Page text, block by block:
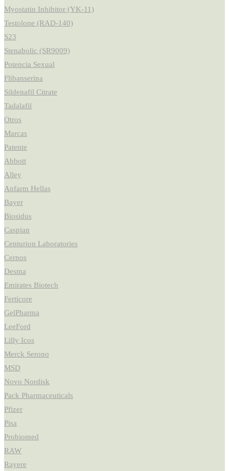
Myostatin Inhibitor (YK-11)
Testolone (RAD-140)
S23
Stenabolic (SR9009)
Potencia Sexual
Flibanserina
Sildenafil Citrate
Tadalafil
Otros
Marcas
Patente
Abbott
Alley
Anfarm Hellas
Bayer
Biosidus
Caspian
Centurion Laboratories
Cernos
Desma
Emirates Biotech
Ferticore
GelPharma
LeeFord
Lilly Icos
Merck Serono
MSD
Novo Nordisk
Pack Pharmaceuticals
Pfizer
Pisa
Probiomed
RAW
Rayere